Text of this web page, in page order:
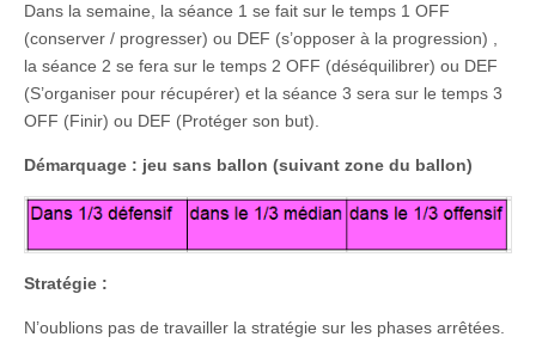
Dans la semaine, la séance 1 se fait sur le temps 1 OFF
(conserver / progresser) ou DEF (s’opposer à la progression) ,
la séance 2 se fera sur le temps 2 OFF (déséquilibrer) ou DEF
(S’organiser pour récupérer) et la séance 3 sera sur le temps 3
OFF (Finir) ou DEF (Protéger son but).
Démarquage : jeu sans ballon (suivant zone du ballon)
Stratégie :
N’oublions pas de travailler la stratégie sur les phases arrêtées.